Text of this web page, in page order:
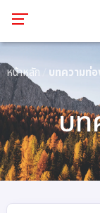
หน้าหลัก บทความท่อ
บท